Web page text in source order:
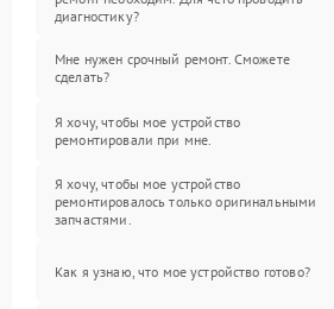
диагностику?
Мне нужен срочный ремонт. Сможете
сделать?
Я хочу, чтобы мое устройство
ремонтировали при мне.
Я хочу, чтобы мое устройство
ремонтировалось только оригинальными
запчастями.
Как я узнаю, что мое устройство готово?